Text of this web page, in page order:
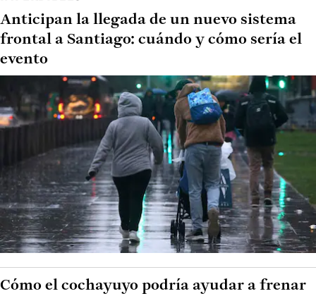
Anticipan la llegada de un nuevo sistema
frontal a Santiago: cuándo y cómo sería el
evento
Cómo el cochayuyo podría ayudar a frenar